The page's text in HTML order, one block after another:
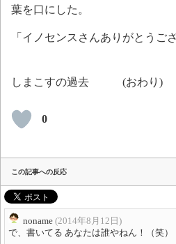
葉を口にした。
「イノセンスさんありがとうご
外伝 太陽
しまこすの過去 (おわり)
0
この記事への反応
noname (2014年8月12日)
で、書いてる あなたは誰やねん！（笑）